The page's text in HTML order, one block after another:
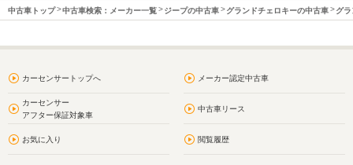
中古車トップ 中古車検索：メーカー一覧 ジープの中古車 グランドチェロキーの中古車 グ
カーセンサートップへ メーカー認定中古車
カーセンサー
アフター保証対象車
中古車リース
お気に入り 閲覧履歴